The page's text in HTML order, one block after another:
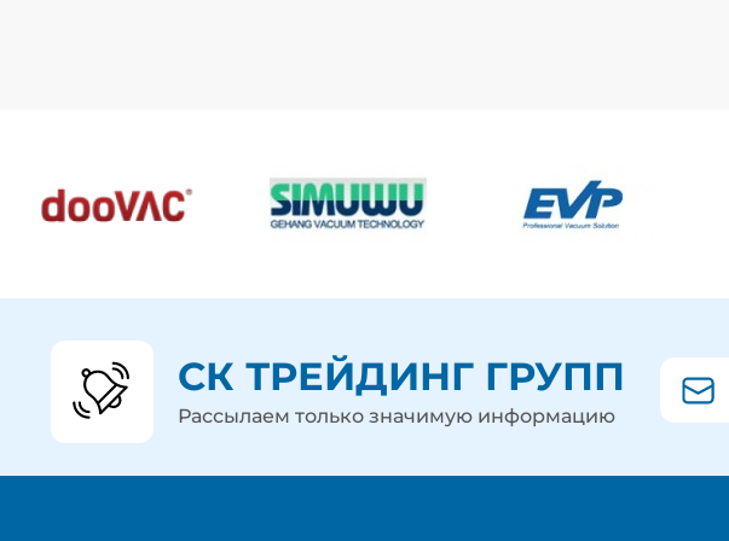
СК ТРЕЙДИНГ ГРУПП
Рассылаем только значимую информацию